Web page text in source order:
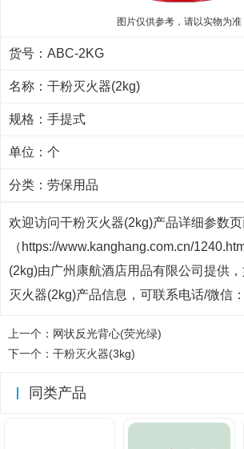
图片仅供参考，请以实物为准
货号：ABC-2KG
名称：干粉灭火器(2kg)
规格：手提式
单位：个
分类： 劳保用品
欢迎访问干粉灭火器(2kg)产品详细参数
（https://www.kanghang.com.cn/
(2kg)由广州康航酒店用品有限公司提供
灭火器(2kg)产品信息，可联系电话/微信：
上一个： 网状反光背心(荧光绿)
下一个： 干粉灭火器(3kg)
同类产品